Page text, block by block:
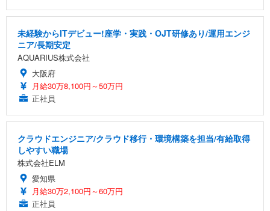
未経験からITデビュー!座学・実践・OJT研修あり/運用エンジ
ニア/長期安定
AQUARIUS株式会社
大阪府
月給30万8,100円～50万円
正社員
クラウドエンジニア/クラウド移行・環境構築を担当/有給取得
しやすい職場
株式会社ELM
愛知県
月給30万2,100円～60万円
正社員